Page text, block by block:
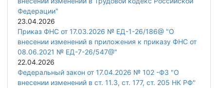
Федерации"
23.04.2026
Приказ ФНС от 17.03.2026 № ЕД-1-26/186@ "О
внесении изменений в приложения к приказу ФНС от
08.06.2021 № ЕД-7-26/547@"
22.04.2026
Федеральный закон от 17.04.2026 № 102 -ФЗ "О
внесении изменений в ст. 11.3, ст. 177, ст. 205 НК РФ"